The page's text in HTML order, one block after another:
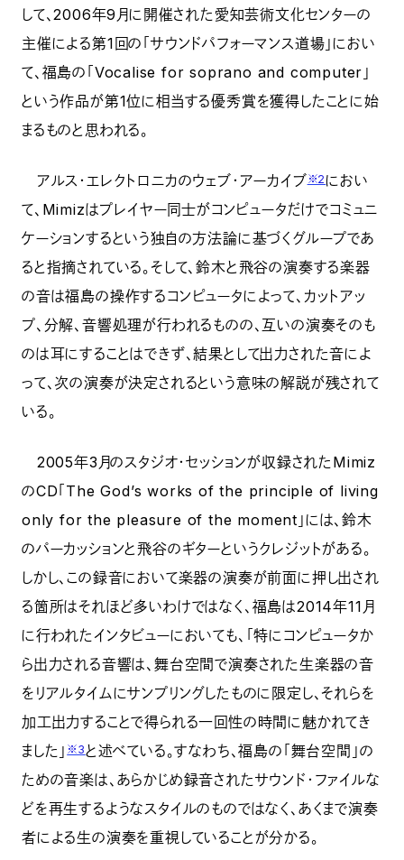
して、2006年9月に開催された愛知芸術文化センターの
主催による第1回の「サウンドパフォーマンス道場」におい
て、福島の「Vocalise for soprano and computer」
という作品が第1位に相当する優秀賞を獲得したことに始
まるものと思われる。
アルス・エレクトロニカのウェブ・アーカイブ※2におい
て、Mimizはプレイヤー同士がコンピュータだけでコミュニ
ケーションするという独自の方法論に基づくグループであ
ると指摘されている。そして、鈴木と飛谷の演奏する楽器
の音は福島の操作するコンピュータによって、カットアッ
プ、分解、音響処理が行われるものの、互いの演奏そのも
のは耳にすることはできず、結果として出力された音によ
って、次の演奏が決定されるという意味の解説が残されて
いる。
2005年3月のスタジオ・セッションが収録されたMimiz
のCD「The God’s works of the principle of living
only for the pleasure of the moment」には、鈴木
のパーカッションと飛谷のギターというクレジットがある。
しかし、この録音において楽器の演奏が前面に押し出され
る箇所はそれほど多いわけではなく、福島は2014年11月
に行われたインタビューにおいても、「特にコンピュータか
ら出力される音響は、舞台空間で演奏された生楽器の音
をリアルタイムにサンプリングしたものに限定し、それらを
加工出力することで得られる一回性の時間に魅かれてき
ました」※3と述べている。すなわち、福島の「舞台空間」の
ための音楽は、あらかじめ録音されたサウンド・ファイルな
どを再生するようなスタイルのものではなく、あくまで演奏
者による生の演奏を重視していることが分かる。